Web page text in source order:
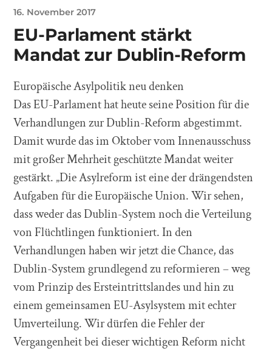
16. November 2017
EU-Parlament stärkt
Mandat zur Dublin-Reform
Europäische Asylpolitik neu denken
Das EU-Parlament hat heute seine Position für die
Verhandlungen zur Dublin-Reform abgestimmt.
Damit wurde das im Oktober vom Innenausschuss
mit großer Mehrheit geschützte Mandat weiter
gestärkt. „Die Asylreform ist eine der drängendsten
Aufgaben für die Europäische Union. Wir sehen,
dass weder das Dublin-System noch die Verteilung
von Flüchtlingen funktioniert. In den
Verhandlungen haben wir jetzt die Chance, das
Dublin-System grundlegend zu reformieren – weg
vom Prinzip des Ersteintrittslandes und hin zu
einem gemeinsamen EU-Asylsystem mit echter
Umverteilung. Wir dürfen die Fehler der
Vergangenheit bei dieser wichtigen Reform nicht